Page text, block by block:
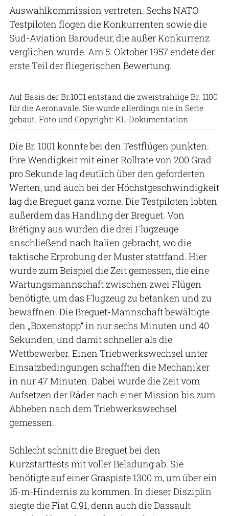
Auswahlkommission vertreten. Sechs NATO-
Testpiloten flogen die Konkurrenten sowie die
Sud-Aviation Baroudeur, die außer Konkurrenz
verglichen wurde. Am 5. Oktober 1957 endete der
erste Teil der fliegerischen Bewertung.
Auf Basis der Br.1001 entstand die zweistrahlige Br. 1100
für die Aeronavale. Sie wurde allerdings nie in Serie
gebaut. Foto und Copyright: KL-Dokumentation
Die Br. 1001 konnte bei den Testflügen punkten.
Ihre Wendigkeit mit einer Rollrate von 200 Grad
pro Sekunde lag deutlich über den geforderten
Werten, und auch bei der Höchstgeschwindigkeit
lag die Breguet ganz vorne. Die Testpiloten lobten
außerdem das Handling der Breguet. Von
Brétigny aus wurden die drei Flugzeuge
anschließend nach Italien gebracht, wo die
taktische Erprobung der Muster stattfand. Hier
wurde zum Beispiel die Zeit gemessen, die eine
Wartungsmannschaft zwischen zwei Flügen
benötigte, um das Flugzeug zu betanken und zu
bewaffnen. Die Breguet-Mannschaft bewältigte
den „Boxenstopp“ in nur sechs Minuten und 40
Sekunden, und damit schneller als die
Wettbewerber. Einen Triebwerkswechsel unter
Einsatzbedingungen schafften die Mechaniker
in nur 47 Minuten. Dabei wurde die Zeit vom
Aufsetzen der Räder nach einer Mission bis zum
Abheben nach dem Triebwerkswechsel
gemessen.
Schlecht schnitt die Breguet bei den
Kurzstarttests mit voller Beladung ab. Sie
benötigte auf einer Graspiste 1300 m, um über ein
15-m-Hindernis zu kommen. In dieser Disziplin
siegte die Fiat G.91, denn auch die Dassault